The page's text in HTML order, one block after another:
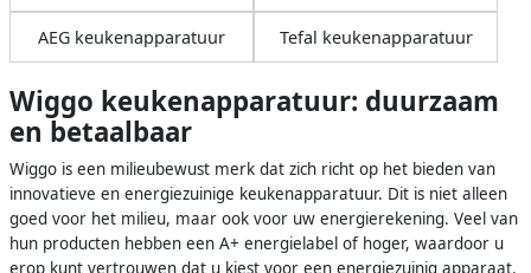
AEG keukenapparatuur Tefal keukenapparatuur
Wiggo keukenapparatuur: duurzaam
en betaalbaar
Wiggo is een milieubewust merk dat zich richt op het bieden van
innovatieve en energiezuinige keukenapparatuur. Dit is niet alleen
goed voor het milieu, maar ook voor uw energierekening. Veel van
hun producten hebben een A+ energielabel of hoger, waardoor u
erop kunt vertrouwen dat u kiest voor een energiezuinig apparaat.